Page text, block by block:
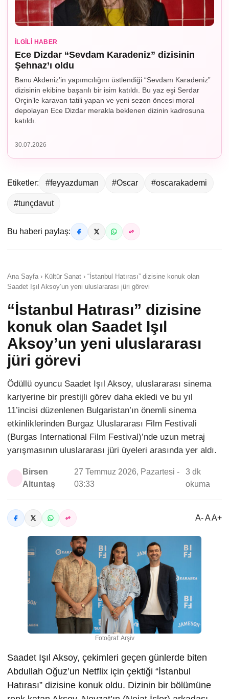
İLGILI HABER
Ece Dizdar “Sevdam Karadeniz” dizisinin
Şehnaz’ı oldu
Banu Akdeniz’in yapımcılığını üstlendiği “Sevdam Karadeniz”
dizisinin ekibine başarılı bir isim katıldı. Bu yaz eşi Serdar
Orçin’le karavan tatili yapan ve yeni sezon öncesi moral
depolayan Ece Dizdar merakla beklenen dizinin kadrosuna
katıldı.
30.07.2026
Etiketler: #feyyazduman #Oscar #oscarakademi
#tunçdavut
Bu haberi paylaş:
Ana Sayfa › Kültür Sanat › “İstanbul Hatırası” dizisine konuk olan
Saadet Işıl Aksoy’un yeni uluslararası jüri görevi
“İstanbul Hatırası” dizisine
konuk olan Saadet Işıl
Aksoy’un yeni uluslararası
jüri görevi
Ödüllü oyuncu Saadet Işıl Aksoy, uluslararası sinema
kariyerine bir prestijli görev daha ekledi ve bu yıl
11’incisi düzenlenen Bulgaristan’ın önemli sinema
etkinliklerinden Burgaz Uluslararası Film Festivali
(Burgas International Film Festival)’nde uzun metraj
yarışmasının uluslararası jüri üyeleri arasında yer aldı.
Birsen
Altuntaş
27 Temmuz 2026, Pazartesi -
03:33
3 dk
okuma
A- A A+
Fotoğraf: Arşiv
Saadet Işıl Aksoy, çekimleri geçen günlerde biten
Abdullah Oğuz’un Netflix için çektiği “İstanbul
Hatırası” dizisine konuk oldu. Dizinin bir bölümüne